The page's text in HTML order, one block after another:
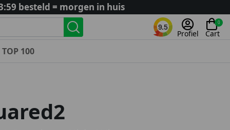
besteld = morgen in huis
9.5
Profiel
0
Cart
TOP 100